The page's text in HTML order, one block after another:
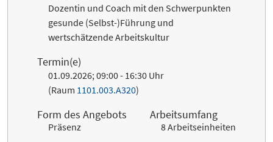
Dozentin und Coach mit den Schwerpunkten
gesunde (Selbst-)Führung und
wertschätzende Arbeitskultur
Termin(e)
01.09.2026; 09:00 - 16:30 Uhr
(Raum 1101.003.A320)
Form des Angebots
Präsenz
Arbeitsumfang
8 Arbeitseinheiten